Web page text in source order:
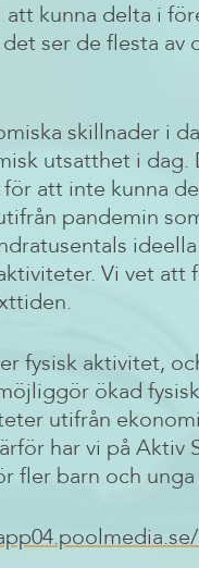
kunna delta i
ser de flesta av
skillnader i
utsatthet i
att inte kunna
pandemin
Vi vet
fysisk aktivitet,
ökad
utifrån
har vi på
fler barn och